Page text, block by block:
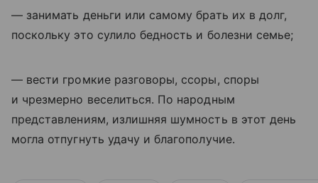
— занимать деньги или самому брать их в долг,
поскольку это сулило бедность и болезни семье;
— вести громкие разговоры, ссоры, споры
и чрезмерно веселиться. По народным
представлениям, излишняя шумность в этот день
могла отпугнуть удачу и благополучие.